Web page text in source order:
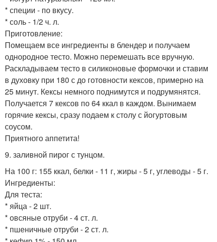
* специи - по вкусу.
* соль - 1/2 ч. л.
Приготовление:
Помещаем все ингредиенты в блендер и получаем
однородное тесто. Можно перемешать все вручную.
Раскладываем тесто в силиконовые формочки и ставим
в духовку при 180 с до готовности кексов, примерно на
25 минут. Кексы немного поднимутся и подрумянятся.
Получается 7 кексов по 64 ккал в каждом. Вынимаем
горячие кексы, сразу подаем к столу с йогуртовым
соусом.
Приятного аппетита!
9. заливной пирог с тунцом.
На 100 г: 155 ккал, белки - 11 г, жиры - 5 г, углеводы - 5 г.
Ингредиенты:
Для теста:
* яйца - 2 шт.
* овсяные отруби - 4 ст. л.
* пшеничные отруби - 2 ст. л.